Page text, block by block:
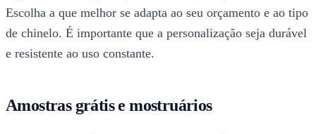
Escolha a que melhor se adapta ao seu orçamento e ao tipo
de chinelo. É importante que a personalização seja durável
e resistente ao uso constante.
Amostras grátis e mostruários